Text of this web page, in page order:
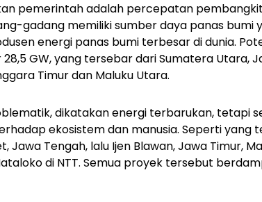
pemerintah adalah percepatan
gadang memiliki sumber daya panas bumi
energi panas bumi terbesar di dunia.
GW, yang tersebar dari Sumatera Utara,
Timur dan Maluku Utara.
dikatakan energi terbarukan, tetapi
ekosistem dan manusia. Seperti yang
Jawa Tengah, lalu Ijen Blawan, Jawa Timur,
di NTT. Semua proyek tersebut